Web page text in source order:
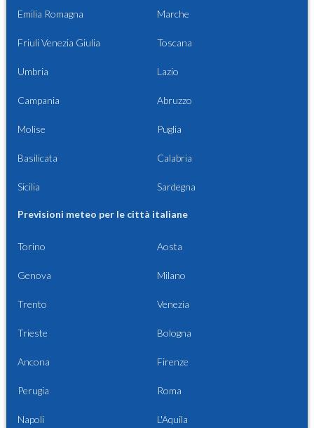
Emilia Romagna Marche
Friuli Venezia Giulia Toscana
Umbria Lazio
Campania Abruzzo
Molise Puglia
Basilicata Calabria
Sicilia Sardegna
Previsioni meteo per le città italiane
Torino Aosta
Genova Milano
Trento Venezia
Trieste Bologna
Ancona Firenze
Perugia Roma
Napoli L'Aquila